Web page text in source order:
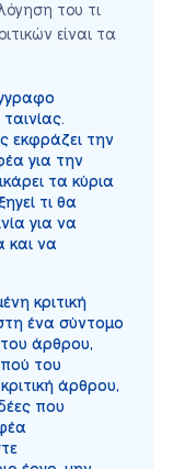
του τι
είναι τα
εκφράζει την
για την
τα κύρια
τι θα
για να
και να
κριτική
ένα σύντομο
άρθρου,
του
άρθρου,
που